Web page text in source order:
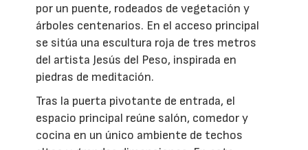
por un puente, rodeados de vegetación y
árboles centenarios. En el acceso principal
se sitúa una escultura roja de tres metros
del artista Jesús del Peso, inspirada en
piedras de meditación.
Tras la puerta pivotante de entrada, el
espacio principal reúne salón, comedor y
cocina en un único ambiente de techos